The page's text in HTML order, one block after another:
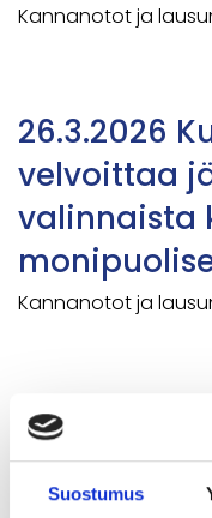
Suostumus
Kannanotot ja
26.3.2026
velvoittaa
valinnaista
Kannanotot ja
Aika laatia
Kannanotot ja